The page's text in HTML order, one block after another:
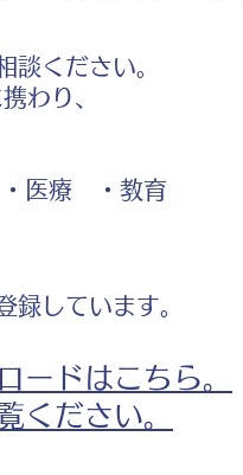
ください。
わり、
医療 ・教育
しています。
ードはこちら。
ください。